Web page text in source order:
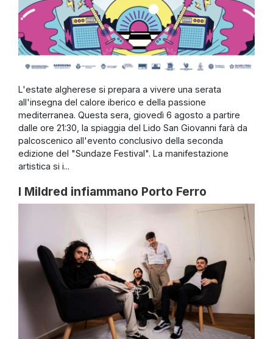
L'estate algherese si prepara a vivere una serata
all'insegna del calore iberico e della passione
mediterranea. Questa sera, giovedì 6 agosto a partire
dalle ore 21:30, la spiaggia del Lido San Giovanni farà da
palcoscenico all'evento conclusivo della seconda
edizione del "Sundaze Festival". La manifestazione
artistica si i...
I Mildred infiammano Porto Ferro